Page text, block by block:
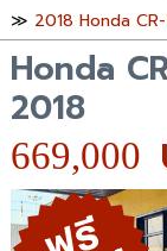
≫ 2018 Honda
Honda
2018
669,000